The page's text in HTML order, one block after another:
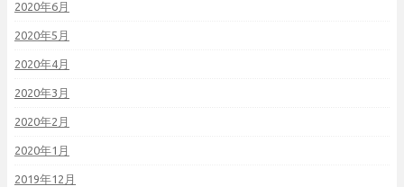
2020年6月
2020年5月
2020年4月
2020年3月
2020年2月
2020年1月
2019年12月